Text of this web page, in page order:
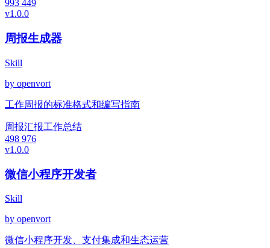
993 449
v1.0.0
周报生成器
Skill
by openvort
工作周报的标准格式和编写指南
周报汇报工作总结
498 976
v1.0.0
微信小程序开发者
Skill
by openvort
微信小程序开发、支付集成和生态运营